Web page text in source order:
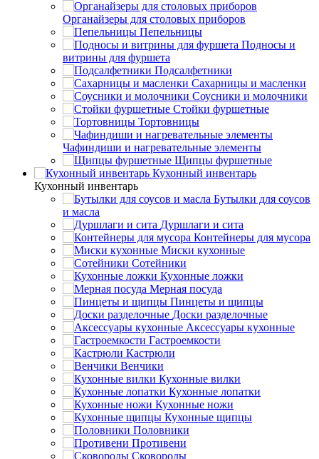
Органайзеры для столовых приборов
Пепельницы
Подносы и
витрины для фуршета
Подсалфетники
Сахарницы и масленки
Соусники и молочники
Стойки фуршетные
Тортовницы
Чафиндиши и нагревательные элементы
Щипцы фуршетные
Кухонный инвентарь
Кухонный инвентарь
Бутылки для соусов
и масла
Дуршлаги и сита
Контейнеры для мусора
Миски кухонные
Сотейники
Кухонные ложки
Мерная посуда
Пинцеты и щипцы
Доски разделочные
Аксессуары кухонные
Гастроемкости
Кастрюли
Венчики
Кухонные вилки
Кухонные лопатки
Кухонные ножи
Кухонные щипцы
Половники
Противени
Сковороды